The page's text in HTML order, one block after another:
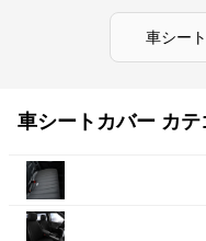
車シー
車シートカバー カテ